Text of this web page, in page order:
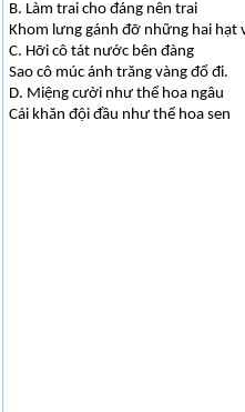
B. Làm trai cho đáng nên trai
Khom lưng gánh đỡ những hai hạt
C. Hỡi cô tát nước bên đàng
Sao cô múc ánh trăng vàng đổ đi.
D. Miệng cười như thể hoa ngâu
Cái khăn đội đầu như thể hoa sen